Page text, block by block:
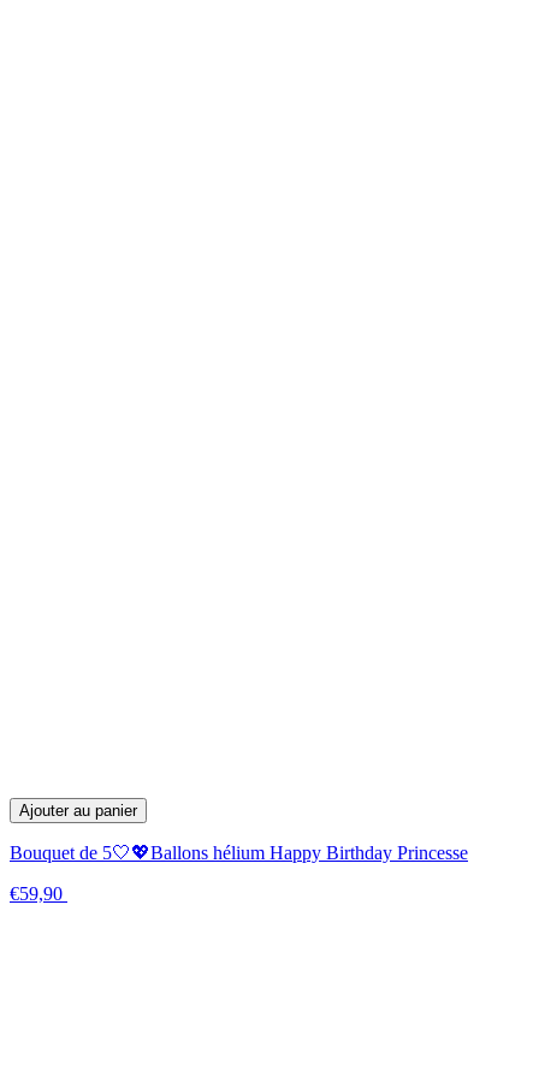
Ajouter au panier
Bouquet de 5🤍💖Ballons hélium Happy Birthday Princesse
€59,90